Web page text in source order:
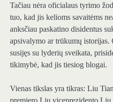
Tačiau nėra oficialaus tyrimo
tuo, kad jis kelioms savaitėms
anksčiau paskatino disidentus
apsivalymo ar trūkumų istorijas.
susijęs su lyderių sveikata,
tikimybė, kad jis tiesiog blogai.
Vienas tikslas yra tikras: Liu
premjero Liu viceprezidento Liu